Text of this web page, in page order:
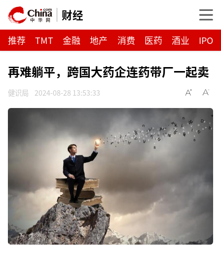
财经
推荐 TMT 金融 地产 消费 医药 酒业 IPO
再难躺平，跨国大药企连药带厂一起卖
健识局 2024-08-28 13:53:33